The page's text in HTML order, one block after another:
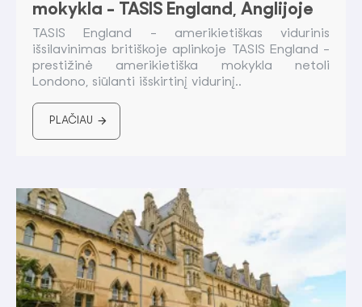
mokykla - TASIS England, Anglijoje
TASIS England - amerikietiškas vidurinis
išsilavinimas britiškoje aplinkoje TASIS England -
prestižinė amerikietiška mokykla netoli
Londono, siūlanti išskirtinį vidurinį..
PLAČIAU